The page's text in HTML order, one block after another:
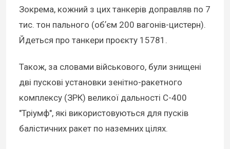
Зокрема, кожний з цих танкерів доправляв по 7
тис. тон пального (обʼєм 200 вагонів-цистерн).
Йдеться про танкери проєкту 15781.
Також, за словами військового, були знищені
дві пускові установки зенітно-ракетного
комплексу (ЗРК) великої дальності С-400
"Тріумф", які використовуються для пусків
балістичних ракет по наземних цілях.